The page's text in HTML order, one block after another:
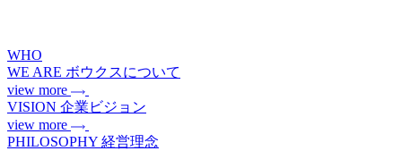
WHO
WE ARE ボウクスについて
view more
VISION 企業ビジョン
view more
PHILOSOPHY 経営理念